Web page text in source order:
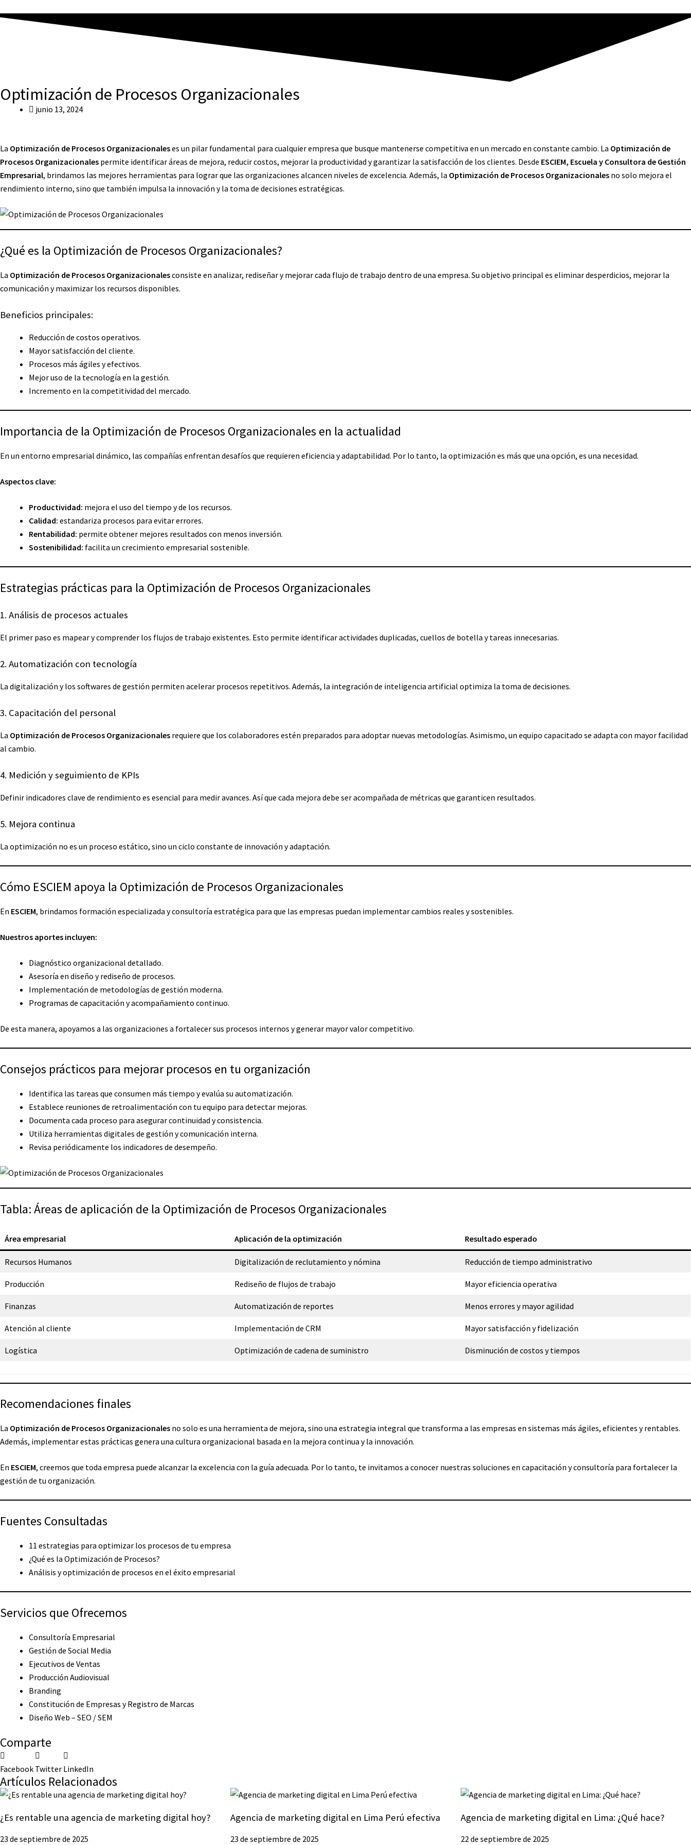
Optimización de Procesos Organizacionales
junio 13, 2024
La Optimización de Procesos Organizacionaleses un pilar fundamental para cualquier empresa que busque mantenerse competitiva en un mercado en constante cambio. La Optimización de
Procesos Organizacionales permite identificar áreas de mejora, reducir costos, mejorar la productividad y garantizar la satisfacción de los clientes. Desde ESCIEM, Escuela y Consultora de Gestión
Empresarial, brindamos las mejores herramientas para lograr que las organizaciones alcancen niveles de excelencia. Además, la Optimización de Procesos Organizacionales no solo mejora el
rendimiento interno, sino que también impulsa la innovación y la toma de decisiones estratégicas.
¿Qué es la Optimización de Procesos Organizacionales?
La Optimización de Procesos Organizacionalesconsiste en analizar, rediseñar y mejorar cada flujo de trabajo dentro de una empresa. Su objetivo principal es eliminar desperdicios, mejorar la
comunicación y maximizar los recursos disponibles.
Beneficios principales:
Reducción de costos operativos.
Mayor satisfacción del cliente.
Procesos más ágiles y efectivos.
Mejor uso de la tecnología en la gestión.
Incremento en la competitividad del mercado.
Importancia de la Optimización de Procesos Organizacionales en la actualidad
En un entorno empresarial dinámico, las compañías enfrentan desafíos que requieren eficiencia y adaptabilidad. Por lo tanto, la optimización es más que una opción, es una necesidad.
Aspectos clave:
Productividad: mejora el uso del tiempo y de los recursos.
Calidad: estandariza procesos para evitar errores.
Rentabilidad: permite obtener mejores resultados con menos inversión.
Sostenibilidad: facilita un crecimiento empresarial sostenible.
Estrategias prácticas para la Optimización de Procesos Organizacionales
1. Análisis de procesos actuales
El primer paso es mapear y comprender los flujos de trabajo existentes. Esto permite identificar actividades duplicadas, cuellos de botella y tareas innecesarias.
2. Automatización con tecnología
La digitalización y los softwares de gestión permiten acelerar procesos repetitivos. Además, la integración de inteligencia artificial optimiza la toma de decisiones.
3. Capacitación del personal
La Optimización de Procesos Organizacionales requiere que los colaboradores estén preparados para adoptar nuevas metodologías. Asimismo, un equipo capacitado se adapta con mayor facilidad
al cambio.
4. Medición y seguimiento de KPIs
Definir indicadores clave de rendimiento es esencial para medir avances. Así que cada mejora debe ser acompañada de métricas que garanticen resultados.
5. Mejora continua
La optimización no es un proceso estático, sino un ciclo constante de innovación y adaptación.
Cómo ESCIEM apoya la Optimización de Procesos Organizacionales
En ESCIEM, brindamos formación especializada y consultoría estratégica para que las empresas puedan implementar cambios reales y sostenibles.
Nuestros aportes incluyen:
Diagnóstico organizacional detallado.
Asesoría en diseño y rediseño de procesos.
Implementación de metodologías de gestión moderna.
Programas de capacitación y acompañamiento continuo.
De esta manera, apoyamos a las organizaciones a fortalecer sus procesos internos y generar mayor valor competitivo.
Consejos prácticos para mejorar procesos en tu organización
Identifica las tareas que consumen más tiempo y evalúa su automatización.
Establece reuniones de retroalimentación con tu equipo para detectar mejoras.
Documenta cada proceso para asegurar continuidad y consistencia.
Utiliza herramientas digitales de gestión y comunicación interna.
Revisa periódicamente los indicadores de desempeño.
Tabla: Áreas de aplicación de la Optimización de Procesos Organizacionales
Área empresarial Aplicación de la optimización Resultado esperado
Recursos Humanos Digitalización de reclutamiento y nómina Reducción de tiempo administrativo
Producción Rediseño de flujos de trabajo Mayor eficiencia operativa
Finanzas Automatización de reportes Menos errores y mayor agilidad
Atención al cliente Implementación de CRM Mayor satisfacción y fidelización
Logística Optimización de cadena de suministro Disminución de costos y tiempos
Recomendaciones finales
La Optimización de Procesos Organizacionales no solo es una herramienta de mejora, sino una estrategia integral que transforma a las empresas en sistemas más ágiles, eficientes y rentables.
Además, implementar estas prácticas genera una cultura organizacional basada en la mejora continua y la innovación.
En ESCIEM, creemos que toda empresa puede alcanzar la excelencia con la guía adecuada. Por lo tanto, te invitamos a conocer nuestras soluciones en capacitación y consultoría para fortalecer la
gestión de tu organización.
Fuentes Consultadas
11 estrategias para optimizar los procesos de tu empresa
¿Qué es la Optimización de Procesos?
Análisis y optimización de procesos en el éxito empresarial
Servicios que Ofrecemos
Consultoría Empresarial
Gestión de Social Media
Ejecutivos de Ventas
Producción Audiovisual
Branding
Constitución de Empresas y Registro de Marcas
Diseño Web – SEO / SEM
Comparte
Facebook Twitter LinkedIn
Artículos Relacionados
¿Es rentable una agencia de marketing digital hoy?
23 de septiembre de 2025
Agencia de marketing digital en Lima Perú efectiva
23 de septiembre de 2025
Agencia de marketing digital en Lima: ¿Qué hace?
22 de septiembre de 2025